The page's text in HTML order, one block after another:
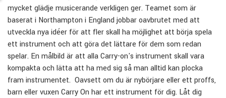
mycket glädje musicerande verkligen ger. Teamet som är
baserat i Northampton i England jobbar oavbrutet med att
utveckla nya idéer för att fler skall ha möjlighet att börja spela
ett instrument och att göra det lättare för dem som redan
spelar. En målbild är att alla Carry-on's instrument skall vara
kompakta och lätta att ha med sig så man alltid kan plocka
fram instrumentet. Oavsett om du är nybörjare eller ett proffs,
barn eller vuxen Carry On har ett instrument för dig. Låt dig